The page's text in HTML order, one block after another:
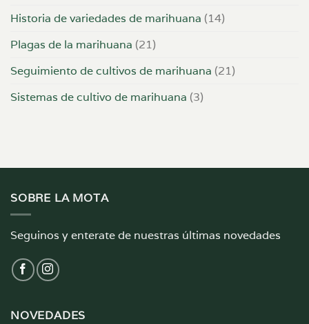
Historia de variedades de marihuana (14)
Plagas de la marihuana (21)
Seguimiento de cultivos de marihuana (21)
Sistemas de cultivo de marihuana (3)
SOBRE LA MOTA
Seguinos y enterate de nuestras últimas novedades
NOVEDADES